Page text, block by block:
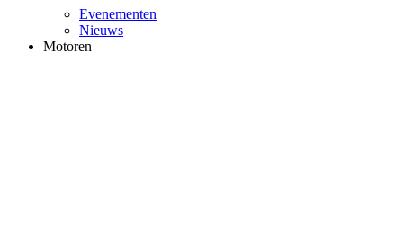
Evenementen
Nieuws
Motoren